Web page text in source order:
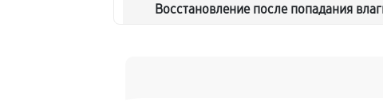
Восстановление после попадания